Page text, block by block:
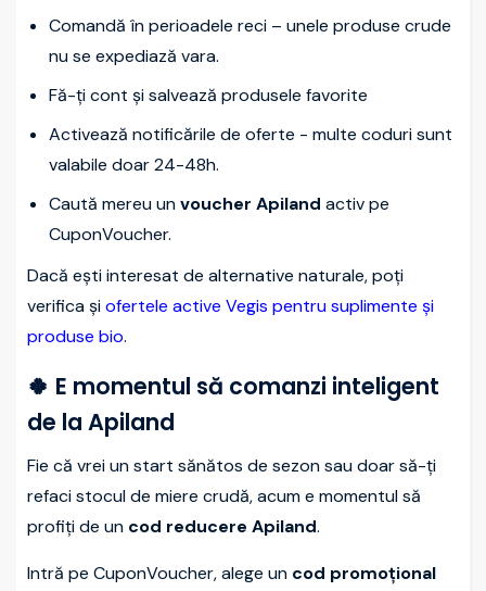
Comandă în perioadele reci – unele produse crude
nu se expediază vara.
Fă-ți cont și salvează produsele favorite
Activează notificările de oferte - multe coduri sunt
valabile doar 24-48h.
Caută mereu unvoucher Apiland activ pe
CuponVoucher.
Dacă ești interesat de alternative naturale, poți
verifica șiofertele active Vegis pentru suplimente și
produse bio.
🍀 E momentul să comanzi inteligent
de la Apiland
Fie că vrei un start sănătos de sezon sau doar să-ți
refaci stocul de miere crudă, acum e momentul să
profiți de un cod reducere Apiland.
Intră pe CuponVoucher, alege un cod promoțional